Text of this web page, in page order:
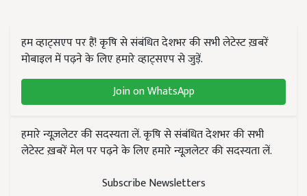
हम व्हाट्सएप पर हैं! कृषि से संबंधित देशभर की सभी लेटेस्ट ख़बरें
मोबाइल में पढ़ने के लिए हमारे व्हाट्सएप से जुड़ें.
Join on WhatsApp
हमारे न्यूज़लेटर की सदस्यता लें. कृषि से संबंधित देशभर की सभी
लेटेस्ट ख़बरें मेल पर पढ़ने के लिए हमारे न्यूज़लेटर की सदस्यता लें.
Subscribe Newsletters